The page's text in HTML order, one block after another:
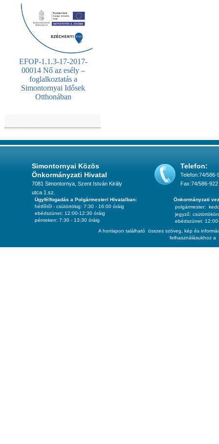
EFOP-1.1.3-17-2017-
00014 Nő az esély –
foglalkoztatás a
Simontornyai Idősek
Otthonában
Simontornyai Közös
Önkormányzati Hivatal
7081 Simontornya, Szent István Király
utca 1.sz.
Telefon:
Telefon:74/586-
Fax:74/586-922
A honlapon található összes szöveg, kép és
felhasználásukhoz a
Ügyfélfogadás a Polgármesteri Hivatalban:
hétfőtől - csütörtökig: 7:30 - 16:00 óráig
ebédszünet: 12:00-12:30 óráig
pénteken: 7:30 - 13:30 óráig
Önkormányzati
polgármester:
jegyző: csütörtökön
ebédszünet: